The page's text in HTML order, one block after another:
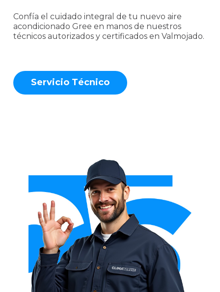
Confía el cuidado integral de tu nuevo aire
acondicionado Gree en manos de nuestros
técnicos autorizados y certificados en Valmojado.
Servicio Técnico